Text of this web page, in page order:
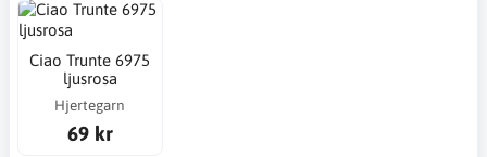
Ciao Trunte 6975
ljusrosa
Hjertegarn
69 kr